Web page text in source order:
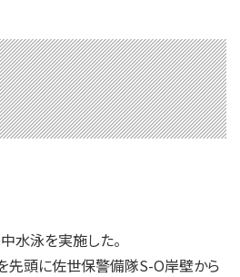
水泳を実施した。
先頭に佐世保警備隊S-O岸壁から